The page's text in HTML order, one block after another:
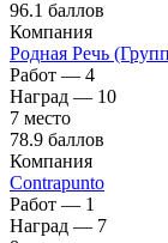
96.1 баллов
Компания
Родная Речь
Работ — 4
Наград — 10
7 место
78.9 баллов
Компания
Contrapunto
Работ — 1
Наград — 7